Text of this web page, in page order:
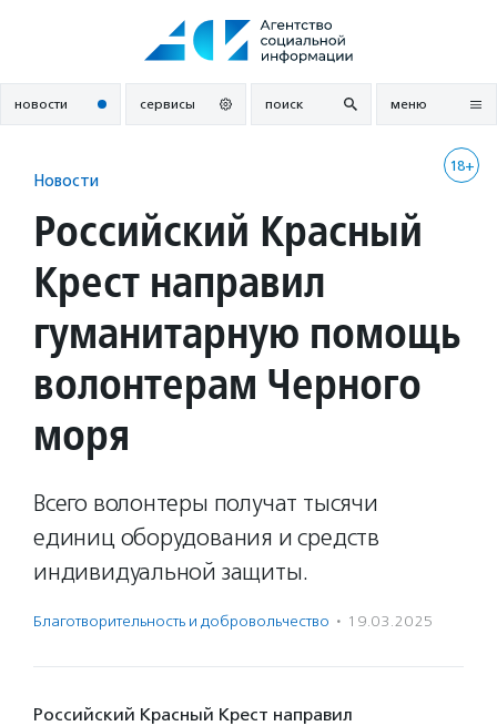
новости сервисы поиск меню
18+
Новости
Российский Красный
Крест направил
гуманитарную помощь
волонтерам Черного
моря
Всего волонтеры получат тысячи
единиц оборудования и средств
индивидуальной защиты.
Благотвори­тель­ность и доброволь­чест­во · 19.03.2025
Российский Красный Крест направил